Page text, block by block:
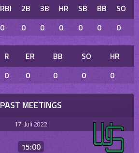
RBI 2B 3B HR SB BB SO
0 0 0 0 0 0 0
R ER BB SO
HR
0 0 0 0 0
PAST MEETINGS
17. Juli 2022
15:00